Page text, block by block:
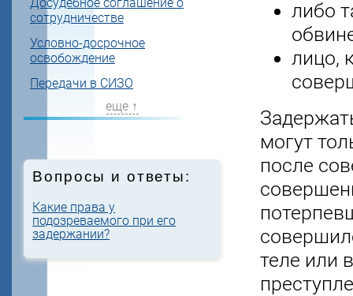
Досудебное соглашение о
сотрудничестве
Условно-досрочное
освобождение
Передачи в СИЗО
еще ↑
Вопросы и ответы:
Какие права у
подозреваемого при его
задержании?
либо
лицо,
могут
после
теле или